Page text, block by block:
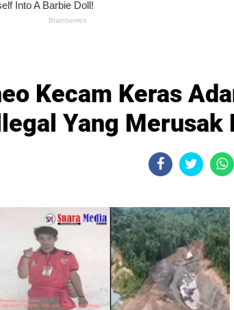
Kecam Keras
Yang Merusak